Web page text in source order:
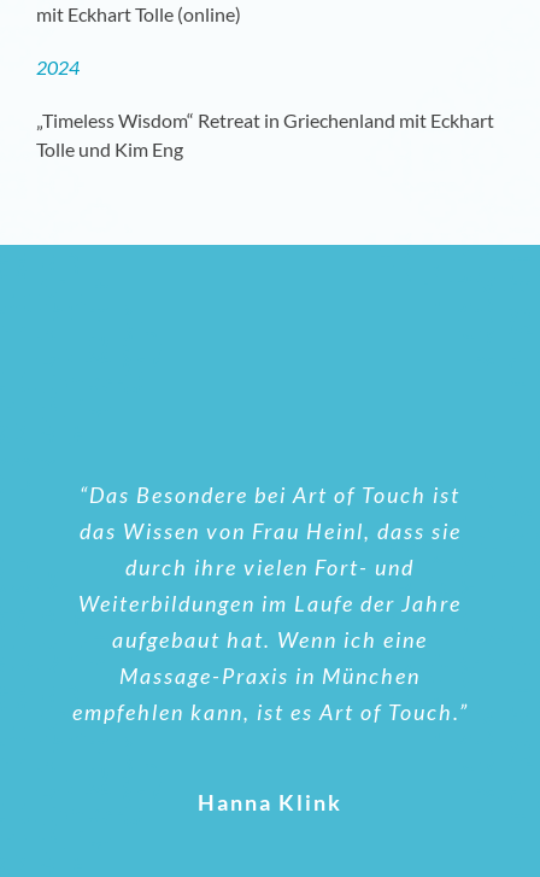
mit Eckhart Tolle (online)
2024
„Timeless Wisdom“ Retreat in Griechenland mit Eckhart
Tolle und Kim Eng
“Das Besondere bei Art of Touch ist
das Wissen von Frau Heinl, dass sie
durch ihre vielen Fort- und
Weiterbildungen im Laufe der Jahre
aufgebaut hat. Wenn ich eine
Massage-Praxis in München
empfehlen kann, ist es Art of Touch.”
Hanna Klink